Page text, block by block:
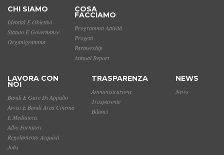
CHI SIAMO
Identità E Obiettivi
Statuto E Governance
Organigramma
COSA
FACCIAMO
Programma Attività
Progetti
Partnership
Annual Report
LAVORA CON
NOI
Bandi E Gare Di Appalto
Avvisi E Bandi Area Cinema
E Mediateca
Albo Fornitori
Regolamento Acquisti
Jobs
TRASPARENZA
Amministrazione
Trasparente
Bilanci
NEWS
News